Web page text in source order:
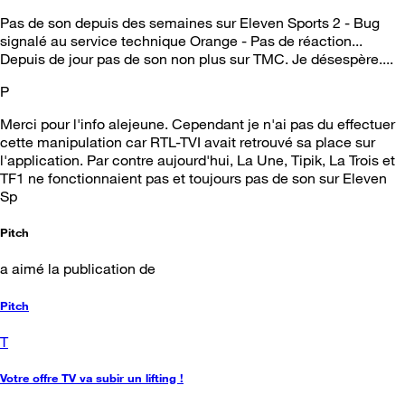
Pas de son depuis des semaines sur Eleven Sports 2 - Bug
signalé au service technique Orange - Pas de réaction...
Depuis de jour pas de son non plus sur TMC. Je désespère....
P
Merci pour l'info alejeune. Cependant je n'ai pas du effectuer
cette manipulation car RTL-TVI avait retrouvé sa place sur
l'application. Par contre aujourd'hui, La Une, Tipik, La Trois et
TF1 ne fonctionnaient pas et toujours pas de son sur Eleven
Sp
Pitch
a aimé la publication de
Pitch
T
Votre offre TV va subir un lifting !